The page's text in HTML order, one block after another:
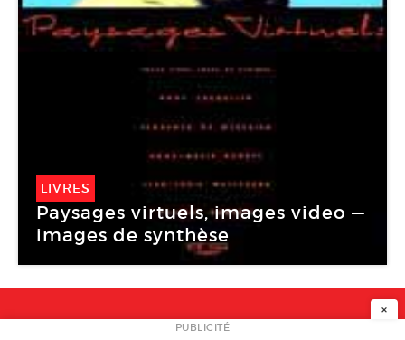
LIVRES
Paysages virtuels, images video —
images de synthèse
×
PUBLICITÉ